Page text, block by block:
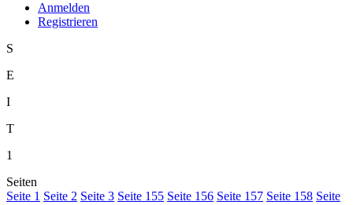
Anmelden
Registrieren
S
E
I
T
1
Seiten
Seite 1 Seite 2 Seite 3 Seite 155 Seite 1 56 Seite 1 57 Seite 158 Seite